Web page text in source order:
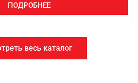
ПОДРОБНЕЕ
весь каталог